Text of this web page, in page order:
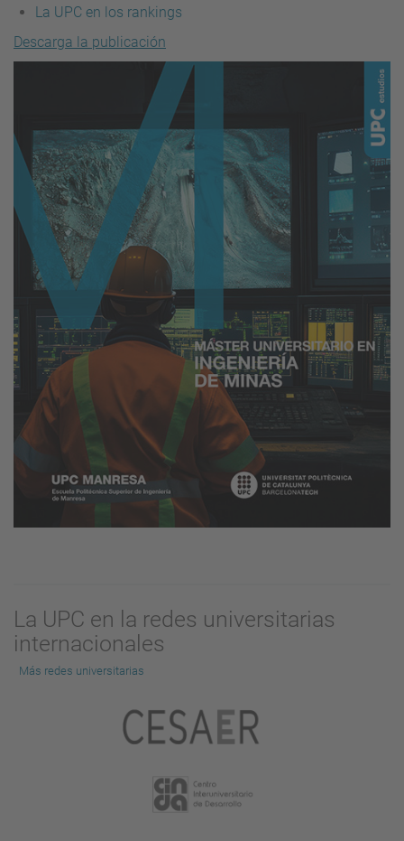
La UPC en los rankings
Descarga la publicación
La UPC en la redes universitarias
internacionales
Más redes universitarias